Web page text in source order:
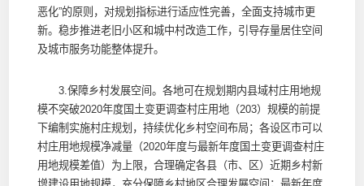
恶化”的原则，对规划指标进行适应性完善，全面支持城市更
新。稳步推进老旧小区和城中村改造工作，引导存量居住空间
及城市服务功能整体提升。
3.保障乡村发展空间。各地可在规划期内县域村庄用地规
模不突破2020年度国土变更调查村庄用地（203）规模的前提
下编制实施村庄规划，持续优化乡村空间布局；各设区市可以
村庄用地规模净减量（2020年度与最新年度国土变更调查村庄
用地规模差值）为上限，合理确定各县（市、区）近期乡村新